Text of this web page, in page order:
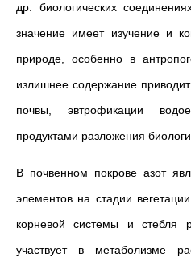
др. биологических
значение имеет изучение и
природе, особенно в
излишнее содержание
почвы, эвтрофикации
продуктами разложения
В почвенном покрове азот
элементов на стадии
корневой системы и стебля
участвует в метаболизме